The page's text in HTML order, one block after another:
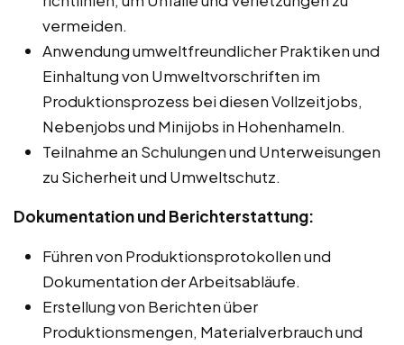
vermeiden.
Anwendung umweltfreundlicher Praktiken und
Einhaltung von Umweltvorschriften im
Produktionsprozess bei diesen Vollzeitjobs,
Nebenjobs und Minijobs in Hohenhameln.
Teilnahme an Schulungen und Unterweisungen
zu Sicherheit und Umweltschutz.
Dokumentation und Berichterstattung:
Führen von Produktionsprotokollen und
Dokumentation der Arbeitsabläufe.
Erstellung von Berichten über
Produktionsmengen, Materialverbrauch und